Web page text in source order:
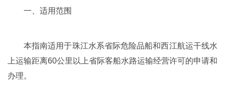
一、适用范围
本指南适用于珠江水系省际危险品船和西江航运干线水
上运输距离60公里以上省际客船水路运输经营许可的申请和
办理。